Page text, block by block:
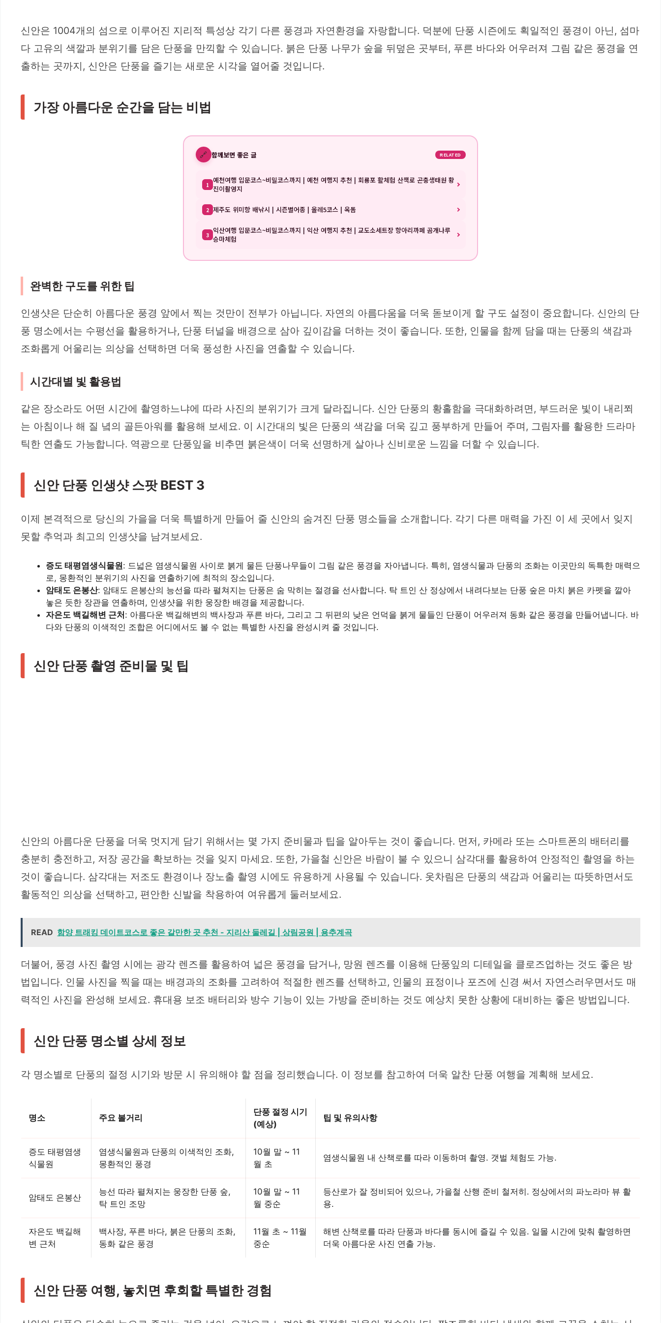
신안은 1004개의 섬으로 이루어진 지리적 특성상 각기 다른 풍경과 자연환경을 자랑합니다. 덕분에 단풍 시즌에도 획일적인 풍경이 아닌, 섬마
다 고유의 색깔과 분위기를 담은 단풍을 만끽할 수 있습니다. 붉은 단풍 나무가 숲을 뒤덮은 곳부터, 푸른 바다와 어우러져 그림 같은 풍경을 연
출하는 곳까지, 신안은 단풍을 즐기는 새로운 시각을 열어줄 것입니다.
가장 아름다운 순간을 담는 비법
🔗 함께보면 좋은 글 RELATED
1 예천여행 입문코스~비밀코스까지 | 예천 여행지 추천 | 회룡포 활체험 산책로 곤충생태원 황
진이촬영지
2 제주도 위미항 배낚시 | 시즌별어종 | 올레5코스 | 옥돔
3 익산여행 입문코스~비밀코스까지 | 익산 여행지 추천 | 교도소세트장 항아리까페 곰개나루
승마체험
완벽한 구도를 위한 팁
인생샷은 단순히 아름다운 풍경 앞에서 찍는 것만이 전부가 아닙니다. 자연의 아름다움을 더욱 돋보이게 할 구도 설정이 중요합니다. 신안의 단
풍 명소에서는 수평선을 활용하거나, 단풍 터널을 배경으로 삼아 깊이감을 더하는 것이 좋습니다. 또한, 인물을 함께 담을 때는 단풍의 색감과
조화롭게 어울리는 의상을 선택하면 더욱 풍성한 사진을 연출할 수 있습니다.
시간대별 빛 활용법
같은 장소라도 어떤 시간에 촬영하느냐에 따라 사진의 분위기가 크게 달라집니다. 신안 단풍의 황홀함을 극대화하려면, 부드러운 빛이 내리쬐
는 아침이나 해 질 녘의 골든아워를 활용해 보세요. 이 시간대의 빛은 단풍의 색감을 더욱 깊고 풍부하게 만들어 주며, 그림자를 활용한 드라마
틱한 연출도 가능합니다. 역광으로 단풍잎을 비추면 붉은색이 더욱 선명하게 살아나 신비로운 느낌을 더할 수 있습니다.
신안 단풍 인생샷 스팟 BEST 3
이제 본격적으로 당신의 가을을 더욱 특별하게 만들어 줄 신안의 숨겨진 단풍 명소들을 소개합니다. 각기 다른 매력을 가진 이 세 곳에서 잊지
못할 추억과 최고의 인생샷을 남겨보세요.
증도 태평염생식물원: 드넓은 염생식물원 사이로 붉게 물든 단풍나무들이 그림 같은 풍경을 자아냅니다. 특히, 염생식물과 단풍의 조화는 이곳만의 독특한 매력으
로, 몽환적인 분위기의 사진을 연출하기에 최적의 장소입니다.
암태도 은봉산: 암태도 은봉산의 능선을 따라 펼쳐지는 단풍은 숨 막히는 절경을 선사합니다. 탁 트인 산 정상에서 내려다보는 단풍 숲은 마치 붉은 카펫을 깔아
놓은 듯한 장관을 연출하며, 인생샷을 위한 웅장한 배경을 제공합니다.
자은도 백길해변 근처 : 아름다운 백길해변의 백사장과 푸른 바다, 그리고 그 뒤편의 낮은 언덕을 붉게 물들인 단풍이 어우러져 동화 같은 풍경을 만들어냅니다. 바
다와 단풍의 이색적인 조합은 어디에서도 볼 수 없는 특별한 사진을 완성시켜 줄 것입니다.
신안 단풍 촬영 준비물 및 팁
신안의 아름다운 단풍을 더욱 멋지게 담기 위해서는 몇 가지 준비물과 팁을 알아두는 것이 좋습니다. 먼저, 카메라 또는 스마트폰의 배터리를
충분히 충전하고, 저장 공간을 확보하는 것을 잊지 마세요. 또한, 가을철 신안은 바람이 불 수 있으니 삼각대를 활용하여 안정적인 촬영을 하는
것이 좋습니다. 삼각대는 저조도 환경이나 장노출 촬영 시에도 유용하게 사용될 수 있습니다. 옷차림은 단풍의 색감과 어울리는 따뜻하면서도
활동적인 의상을 선택하고, 편안한 신발을 착용하여 여유롭게 둘러보세요.
READ 함양 트래킹 데이트코스로 좋은 갈만한 곳 추천 - 지리산 둘레길 | 상림공원 | 용추계곡
더불어, 풍경 사진 촬영 시에는 광각 렌즈를 활용하여 넓은 풍경을 담거나, 망원 렌즈를 이용해 단풍잎의 디테일을 클로즈업하는 것도 좋은 방
법입니다. 인물 사진을 찍을 때는 배경과의 조화를 고려하여 적절한 렌즈를 선택하고, 인물의 표정이나 포즈에 신경 써서 자연스러우면서도 매
력적인 사진을 완성해 보세요. 휴대용 보조 배터리와 방수 기능이 있는 가방을 준비하는 것도 예상치 못한 상황에 대비하는 좋은 방법입니다.
신안 단풍 명소별 상세 정보
각 명소별로 단풍의 절정 시기와 방문 시 유의해야 할 점을 정리했습니다. 이 정보를 참고하여 더욱 알찬 단풍 여행을 계획해 보세요.
명소 주요 볼거리
단풍 절정 시기
(예상)
팁 및 유의사항
증도 태평염생
식물원
염생식물원과 단풍의 이색적인 조화,
몽환적인 풍경
10월 말 ~ 11
월 초
염생식물원 내 산책로를 따라 이동하며 촬영. 갯벌 체험도 가능.
암태도 은봉산
능선 따라 펼쳐지는 웅장한 단풍 숲,
탁 트인 조망
10월 말 ~ 11
월 중순
등산로가 잘 정비되어 있으나, 가을철 산행 준비 철저히. 정상에서의 파노라마 뷰 활
용.
자은도 백길해
변 근처
백사장, 푸른 바다, 붉은 단풍의 조화,
동화 같은 풍경
11월 초 ~ 11월
중순
해변 산책로를 따라 단풍과 바다를 동시에 즐길 수 있음. 일몰 시간에 맞춰 촬영하면
더욱 아름다운 사진 연출 가능.
신안 단풍 여행, 놓치면 후회할 특별한 경험